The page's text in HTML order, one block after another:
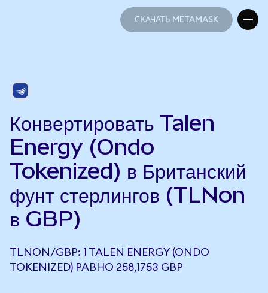
СКАЧАТЬ METAMASK
Конвертировать Talen
Energy (Ondo
Tokenized) в Британский
фунт стерлингов (TLNon
в GBP)
TLNON/GBP: 1 TALEN ENERGY (ONDO
TOKENIZED) РАВНО 258,1753 GBP